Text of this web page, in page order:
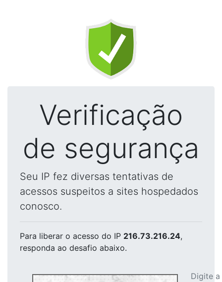
Verificação
de segurança
Seu IP fez diversas tentativas de
acessos suspeitos a sites hospedados
conosco.
Para liberar o acesso do IP 216.73.216.24,
responda ao desafio abaixo.
Digite